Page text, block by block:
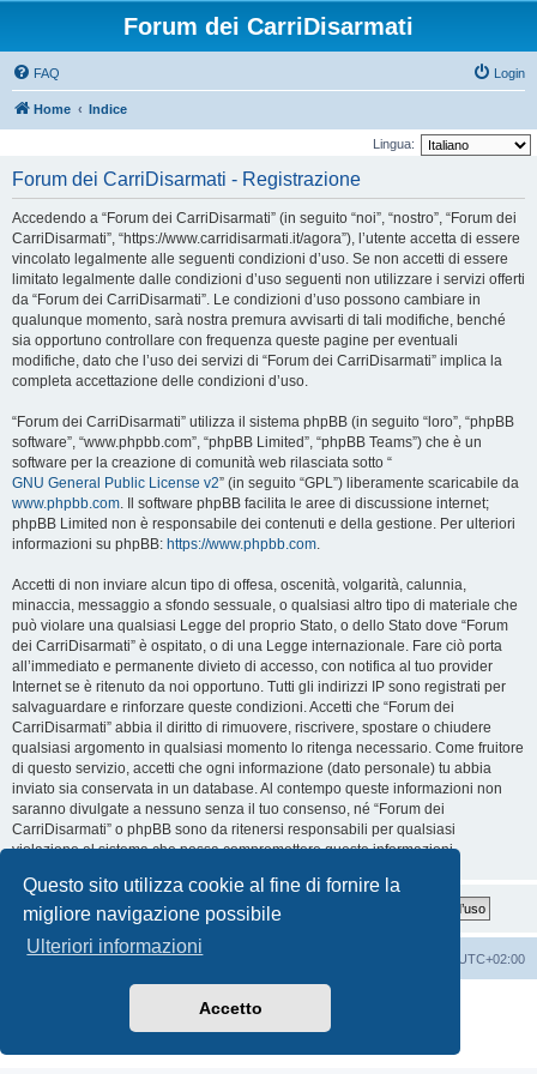
Questo sito utilizza cookie al fine di fornire la
migliore navigazione possibile
Ulteriori informazioni
Accetto
Forum dei CarriDisarmati
FAQ Login
Home Indice
Lingua:
Forum dei CarriDisarmati - Registrazione
Accedendo a “Forum dei CarriDisarmati” (in seguito “noi”, “nostro”, “Forum dei
CarriDisarmati”, “https://www.carridisarmati.it/agora”), l’utente accetta di essere
vincolato legalmente alle seguenti condizioni d’uso. Se non accetti di essere
limitato legalmente dalle condizioni d’uso seguenti non utilizzare i servizi offerti
da “Forum dei CarriDisarmati”. Le condizioni d’uso possono cambiare in
qualunque momento, sarà nostra premura avvisarti di tali modifiche, benché
sia opportuno controllare con frequenza queste pagine per eventuali
modifiche, dato che l’uso dei servizi di “Forum dei CarriDisarmati” implica la
completa accettazione delle condizioni d’uso.
“Forum dei CarriDisarmati” utilizza il sistema phpBB (in seguito “loro”, “phpBB
software”, “www.phpbb.com”, “phpBB Limited”, “phpBB Teams”) che è un
software per la creazione di comunità web rilasciata sotto “
GNU General Public License v2” (in seguito “GPL”) liberamente scaricabile da
www.phpbb.com. Il software phpBB facilita le aree di discussione internet;
phpBB Limited non è responsabile dei contenuti e della gestione. Per ulteriori
informazioni su phpBB: https://www.phpbb.com.
Accetti di non inviare alcun tipo di offesa, oscenità, volgarità, calunnia,
minaccia, messaggio a sfondo sessuale, o qualsiasi altro tipo di materiale che
può violare una qualsiasi Legge del proprio Stato, o dello Stato dove “Forum
dei CarriDisarmati” è ospitato, o di una Legge internazionale. Fare ciò porta
all’immediato e permanente divieto di accesso, con notifica al tuo provider
Internet se è ritenuto da noi opportuno. Tutti gli indirizzi IP sono registrati per
salvaguardare e rinforzare queste condizioni. Accetti che “Forum dei
CarriDisarmati” abbia il diritto di rimuovere, riscrivere, spostare o chiudere
qualsiasi argomento in qualsiasi momento lo ritenga necessario. Come fruitore
di questo servizio, accetti che ogni informazione (dato personale) tu abbia
inviato sia conservata in un database. Al contempo queste informazioni non
saranno divulgate a nessuno senza il tuo consenso, né “Forum dei
CarriDisarmati” o phpBB sono da ritenersi responsabili per qualsiasi
violazione al sistema che possa compromettere queste informazioni.
Home Indice UTC+02:00
phpBB
® Forum Software © phpBB Limited